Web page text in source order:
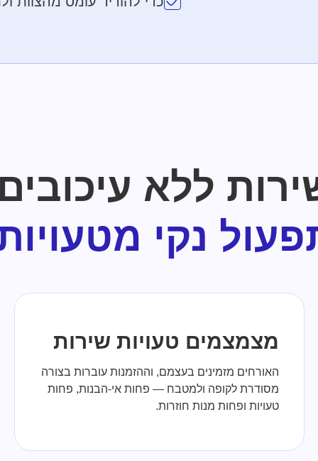
ללא
נקי
מצמצמים טעויות שירות
האורחים מזמינים בעצמם, וההזמנות עוברות בצורה
מסודרת לקופה ולמטבח — פחות אי-הבנות, פחות
טעויות ופחות מנות חוזרות.